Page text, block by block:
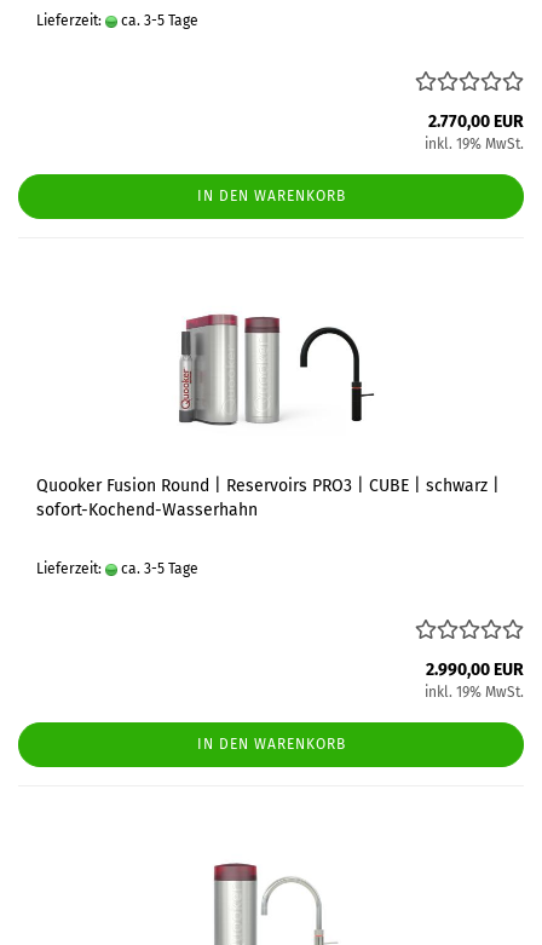
Lieferzeit: ca. 3-5 Tage
2.770,00 EUR
inkl. 19% MwSt.
IN DEN WARENKORB
Quooker Fusion Round | Reservoirs PRO3 | CUBE | schwarz |
sofort-Kochend-Wasserhahn
Lieferzeit: ca. 3-5 Tage
2.990,00 EUR
inkl. 19% MwSt.
IN DEN WARENKORB